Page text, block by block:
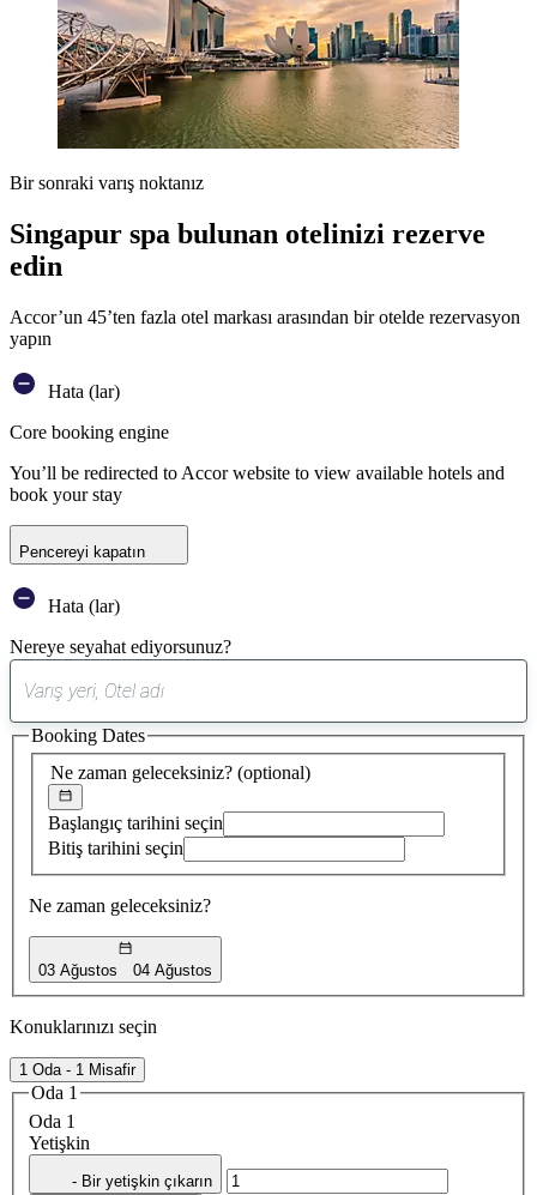
Bir sonraki varış noktanız
Singapur spa bulunan otelinizi rezerve
edin
Accor’un 45’ten fazla otel markası arasından bir otelde rezervasyon
yapın
Hata (lar)
Core booking engine
You’ll be redirected to Accor website to view available hotels and
book your stay
Pencereyi kapatın
Hata (lar)
Nereye seyahat ediyorsunuz?
öneri
bulundu
Ne zaman geleceksiniz? (optional)
Başlangıç tarihini seçin
Bitiş tarihini seçin
Ne zaman geleceksiniz?
03 Ağustos 04 Ağustos
Booking Dates
Konuklarınızı seçin
1 Oda - 1 Misafir
Oda 1
Oda 1
Yetişkin
- Bir yetişkin çıkarın